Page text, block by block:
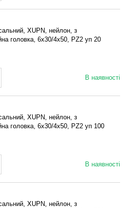
XUPN, нейлон, з
головка, 6x30/4x50, PZ2 уп 20
В наявності
XUPN, нейлон, з
головка, 6x30/4x50, PZ2 уп 100
В наявності
XUPN, нейлон, з